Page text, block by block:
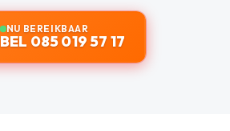
NU BEREIKBAAR
BEL 085 019 57 17